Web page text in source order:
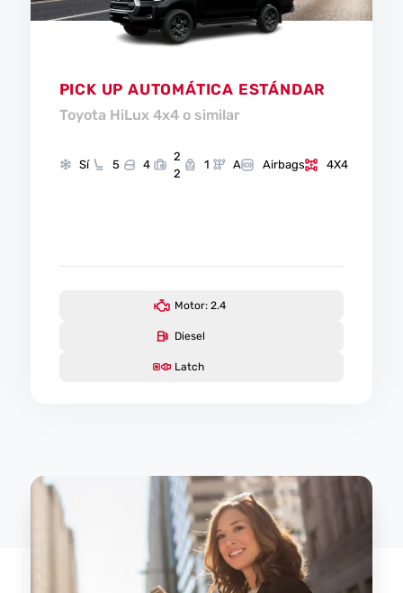
PICK UP AUTOMÁTICA ESTÁNDAR
Toyota HiLux 4x4 o similar
Sí 5 4
2
2
1 A Airbags 4X4
Motor: 2.4
Diesel
Latch